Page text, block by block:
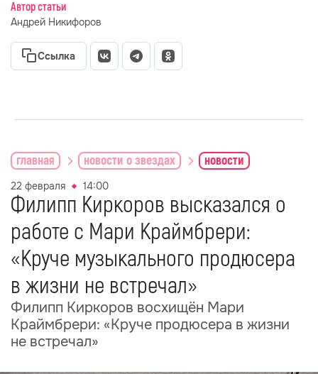
Автор статьи
Андрей Никифоров
Ссылка
главная новости о звездах новости
22 февраля 14:00
Филипп Киркоров высказался о
работе с Мари Краймбрери:
«Круче музыкального продюсера
в жизни не встречал»
Филипп Киркоров восхищён Мари
Краймбрери: «Круче продюсера в жизни
не встречал»